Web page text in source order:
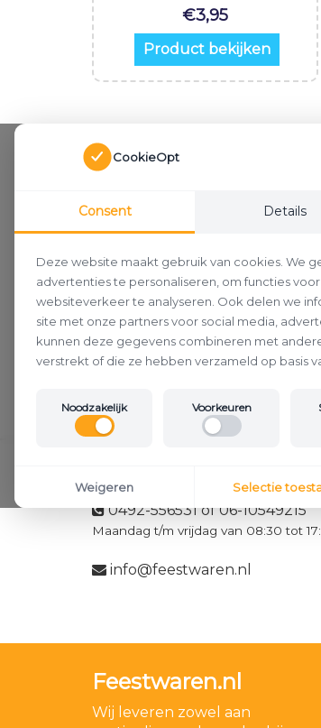
€3,95
Product bekijken
0492-556531 of 06-10549215
Maandag t/m vrijdag van 08:30 tot
info@feestwaren.nl
Feestwaren.nl
Wij leveren zowel aan
CookieOpt
Consent Details
Deze website maakt gebruik van cookies. We
advertenties te personaliseren, om functies
websiteverkeer te analyseren. Ook delen we
site met onze partners voor social media,
kunnen deze gegevens combineren met
verstrekt of die ze hebben verzameld op basis
Noodzakelijk Voorkeuren
Weigeren Selectie